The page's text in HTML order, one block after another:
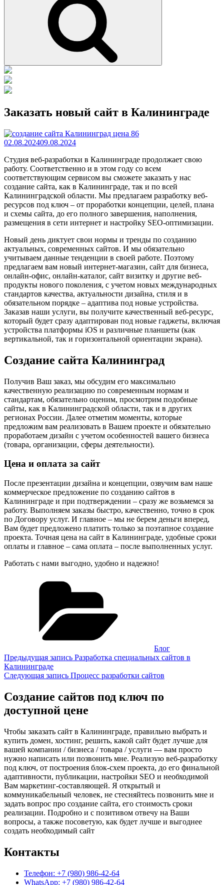
Заказать новый сайт в Калининграде
02.08.202409.08.2024
Студия веб-разработки в Калининграде продолжает свою
работу. Соответственно и в этом году со всем
соответствующим сервисом вы сможете заказать у нас
создание сайта, как в Калининграде, так и по всей
Калининградской области. Мы предлагаем разработку веб-
ресурсов под ключ – от проработки концепции, целей, плана
и схемы сайта, до его полного завершения, наполнения,
размещения в сети интернет и настройку SEO-оптимизации.
Новый день диктует свои нормы и тренды по созданию
актуальных, современных сайтов. И мы обязательно
учитываем данные тенденции в своей работе. Поэтому
предлагаем вам новый интернет-магазин, сайт для бизнеса,
онлайн-офис, онлайн-каталог, сайт визитку и другие веб-
продукты нового поколения, с учетом новых международных
стандартов качества, актуальности дизайна, стиля и в
обязательном порядке – адаптива под новые устройства.
Заказав наши услуги, вы получите качественный веб-ресурс,
который будет сразу адаптирован под новые гаджеты, включая
устройства платформы iOS и различные планшеты (как
вертикальной, так и горизонтальной ориентации экрана).
Создание сайта Калининград
Получив Ваш заказ, мы обсудим его максимально
качественную реализацию по современным нормам и
стандартам, обязательно оценим, просмотрим подобные
сайты, как в Калининградской области, так и в других
регионах России. Далее отметим моменты, которые
предложим вам реализовать в Вашем проекте и обязательно
проработаем дизайн с учетом особенностей вашего бизнеса
(товара, организации, сферы деятельности).
Цена и оплата за сайт
После презентации дизайна и концепции, озвучим вам наше
коммерческое предложение по созданию сайтов в
Калининграде и при подтверждении – сразу же возьмемся за
работу. Выполняем заказы быстро, качественно, точно в срок
по Договору услуг. И главное – мы не берем деньги вперед,
Вам будет предложено платить только за поэтапное создание
проекта. Точная цена на сайт в Калининграде, удобные сроки
оплаты и главное – сама оплата – после выполненных услуг.
Работать с нами выгодно, удобно и надежно!
Блог
Навигация
по
Предыдущая
запись
Предыдущая запись Разработка специальных сайтов в
Калининграде
Следующая
Следующая запись Процесс разработки сайтов
Создание сайтов под ключ по
доступной цене
Чтобы заказать сайт в Калининграде, правильно выбрать и
купить домен, хостинг, решить, какой сайт будет лучше для
вашей компании / бизнеса / товара / услуги — вам просто
нужно написать или позвонить мне. Реализую веб-разработку
под ключ, от построения блок-схем проекта, до его финальной
адаптивности, публикации, настройки SEO и необходимой
Вам маркетинг-составляющей. Я открытый и
коммуникабельный человек, не стесняйтесь позвонить мне и
задать вопрос про создание сайта, его стоимость сроки
реализации. Подробно и с позитивом отвечу на Ваши
вопросы, а также посоветую, как будет лучше и выгоднее
создать необходимый сайт
Контакты
Телефон: +7 (980) 986-42-64
WhatsApp: +7 (980) 986-42-64